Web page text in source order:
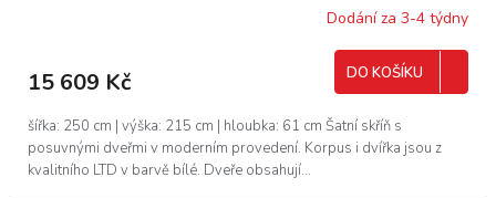
R
Dodání za 3-4 týdny
15 609 Kč DO KOŠÍKU
šířka: 250 cm | výška: 215 cm | hloubka: 61 cm Šatní skříň s
posuvnými dveřmi v moderním provedení. Korpus i dvířka jsou z
kvalitního LTD v barvě bílé. Dveře obsahují...